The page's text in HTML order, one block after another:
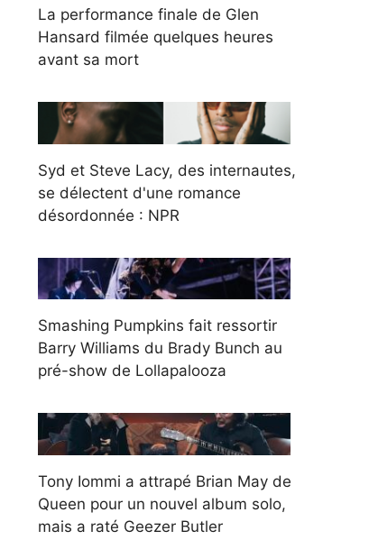
La performance finale de Glen
Hansard filmée quelques heures
avant sa mort
Syd et Steve Lacy, des internautes,
se délectent d'une romance
désordonnée : NPR
Smashing Pumpkins fait ressortir
Barry Williams du Brady Bunch au
pré-show de Lollapalooza
Tony Iommi a attrapé Brian May de
Queen pour un nouvel album solo,
mais a raté Geezer Butler